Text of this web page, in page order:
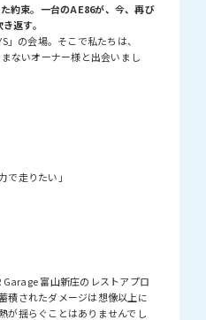
約束。一台のAE86が、今、再び
返す。
」の会場。そこで私たちは、
ないオーナー様と出会いまし
で走りたい」
富山新庄のレストアプロ
積されたダメージは想像以上に
が揺らぐことはありませんでし